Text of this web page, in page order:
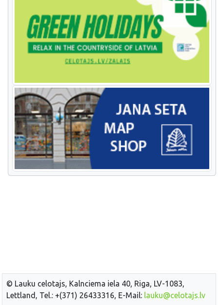
© Lauku celotajs, Kalnciema iela 40, Riga, LV-1083,
Lettland, Tel.: +(371) 26433316, E-Mail: lauku@celotajs.lv